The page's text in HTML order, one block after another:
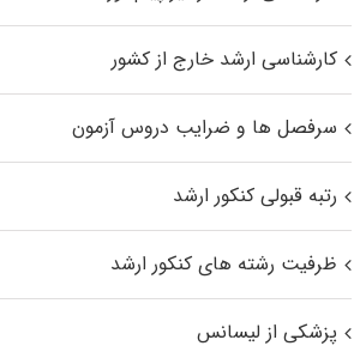
کارشناسی ارشد خارج از کشور
سرفصل ها و ضرایب دروس آزمون
رتبه قبولی کنکور ارشد
ظرفیت رشته های کنکور ارشد
پزشکی از لیسانس